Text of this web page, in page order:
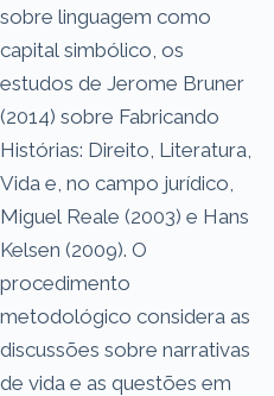
sobre linguagem como
capital simbólico, os
estudos de Jerome Bruner
(2014) sobre Fabricando
Histórias: Direito, Literatura,
Vida e, no campo jurídico,
Miguel Reale (2003) e Hans
Kelsen (2009). O
procedimento
metodológico considera as
discussões sobre narrativas
de vida e as questões em